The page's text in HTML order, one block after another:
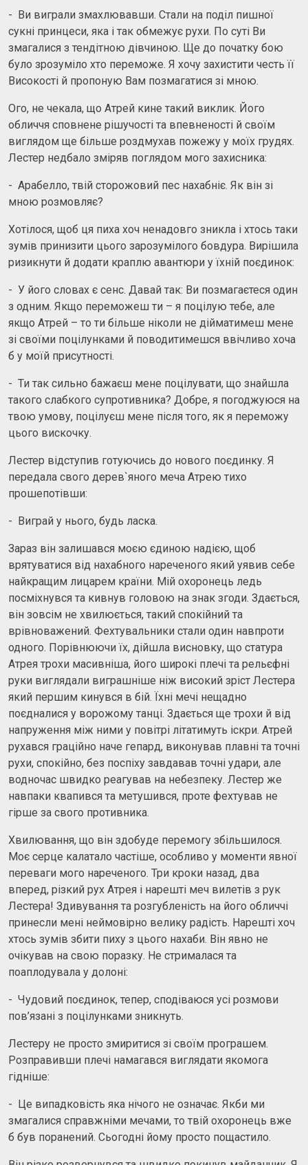
- Ви виграли змахлювавши. Стали на поділ пишної
сукні принцеси, яка і так обмежує рухи. По суті Ви
змагалися з тендітною дівчиною. Ще до початку бою
було зрозуміло хто переможе. Я хочу захистити честь її
Високості й пропоную Вам позмагатися зі мною.
Ого, не чекала, що Атрей кине такий виклик. Його
обличчя сповнене рішучості та впевненості й своїм
виглядом ще більше роздмухав пожежу у моїх грудях.
Лестер недбало зміряв поглядом мого захисника:
- Арабелло, твій сторожовий пес нахабніє. Як він зі
мною розмовляє?
Хотілося, щоб ця пиха хоч ненадовго зникла і хтось таки
зумів принизити цього зарозумілого бовдура. Вирішила
ризикнути й додати краплю авантюри у їхній поєдинок:
- У його словах є сенс. Давай так: Ви позмагаєтеся один
з одним. Якщо переможеш ти – я поцілую тебе, але
якщо Атрей – то ти більше ніколи не дійматимеш мене
зі своїми поцілунками й поводитимешся ввічливо хоча
б у моїй присутності.
- Ти так сильно бажаєш мене поцілувати, що знайшла
такого слабкого супротивника? Добре, я погоджуюся на
твою умову, поцілуєш мене після того, як я переможу
цього вискочку.
Лестер відступив готуючись до нового поєдинку. Я
передала свого дерев`яного меча Атрею тихо
прошепотівши:
- Виграй у нього, будь ласка.
Зараз він залишався моєю єдиною надією, щоб
врятуватися від нахабного нареченого який уявив себе
найкращим лицарем країни. Мій охоронець ледь
посміхнувся та кивнув головою на знак згоди. Здається,
він зовсім не хвилюється, такий спокійний та
врівноважений. Фехтувальники стали один навпроти
одного. Порівнюючи їх, дійшла висновку, що статура
Атрея трохи масивніша, його широкі плечі та рельєфні
руки виглядали виграшніше ніж високий зріст Лестера
який першим кинувся в бій. Їхні мечі нещадно
поєдналися у ворожому танці. Здається ще трохи й від
напруження між ними у повітрі літатимуть іскри. Атрей
рухався граційно наче гепард, виконував плавні та точні
рухи, спокійно, без поспіху завдавав точні удари, але
водночас швидко реагував на небезпеку. Лестер же
навпаки квапився та метушився, проте фехтував не
гірше за свого противника.
Хвилювання, що він здобуде перемогу збільшилося.
Моє серце калатало частіше, особливо у моменти явної
переваги мого нареченого. Три кроки назад, два
вперед, різкий рух Атрея і нарешті меч вилетів з рук
Лестера! Здивування та розгубленість на його обличчі
принесли мені неймовірно велику радість. Нарешті хоч
хтось зумів збити пиху з цього нахаби. Він явно не
очікував на свою поразку. Не стрималася та
поаплодувала у долоні:
- Чудовий поєдинок, тепер, сподіваюся усі розмови
пов’язані з поцілунками зникнуть.
Лестеру не просто змиритися зі своїм програшем.
Розправивши плечі намагався виглядати якомога
гідніше:
- Це випадковість яка нічого не означає. Якби ми
змагалися справжніми мечами, то твій охоронець вже
б був поранений. Сьогодні йому просто пощастило.